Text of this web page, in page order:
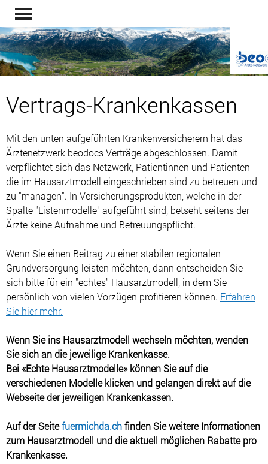
Vertrags-Krankenkassen
Mit den unten aufgeführten Krankenversicherern hat das
Ärztenetzwerk beodocs Verträge abgeschlossen. Damit
verpflichtet sich das Netzwerk, Patientinnen und Patienten
die im Hausarztmodell eingeschrieben sind zu betreuen und
zu "managen". In Versicherungsprodukten, welche in der
Spalte "Listenmodelle" aufgeführt sind, betseht seitens der
Ärzte keine Aufnahme und Betreuungspflicht.
Wenn Sie einen Beitrag zu einer stabilen regionalen
Grundversorgung leisten möchten, dann entscheiden Sie
sich bitte für ein "echtes" Hausarztmodell, in dem Sie
persönlich von vielen Vorzügen profitieren können. Erfahren
Sie hier mehr.
Wenn Sie ins Hausarztmodell wechseln möchten, wenden
Sie sich an die jeweilige Krankenkasse.
Bei «Echte Hausarztmodelle» können Sie auf die
verschiedenen Modelle klicken und gelangen direkt auf die
Webseite der jeweiligen Krankenkassen.
Auf der Seitefuermichda.chfinden Sie weitere Informationen
zum Hausarztmodell und die aktuell möglichen Rabatte pro
Krankenkasse.